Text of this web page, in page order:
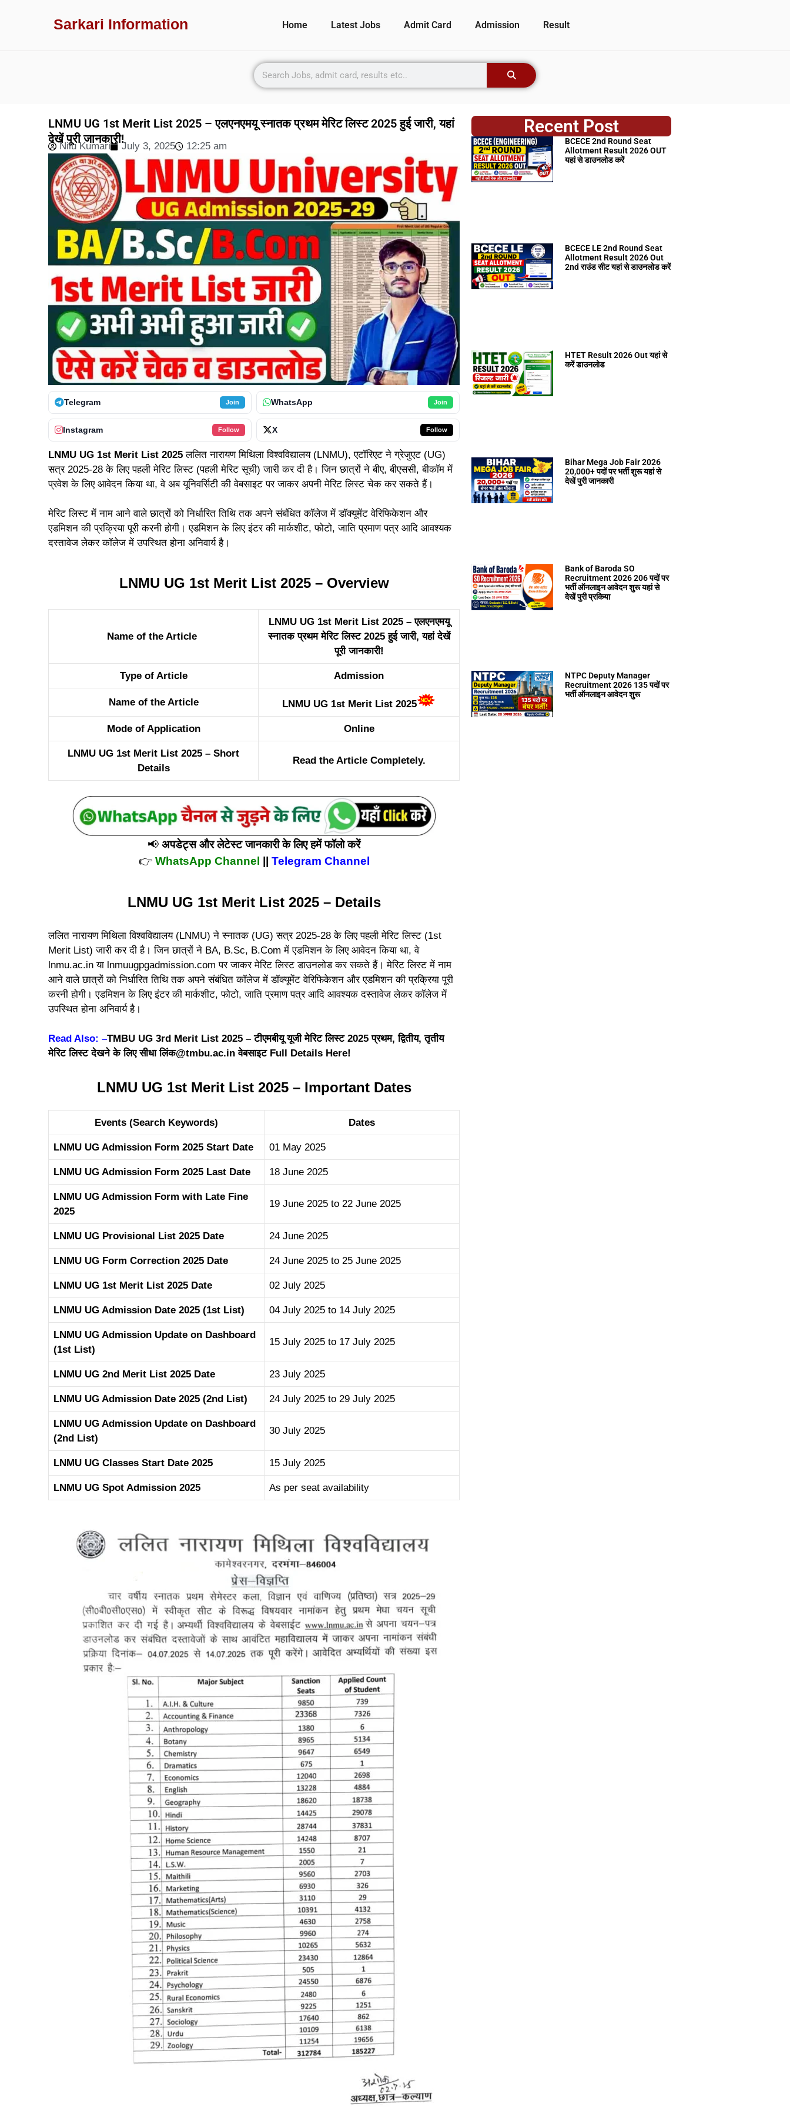
Sarkari Information Home Latest Jobs Admit Card Admission Result
LNMU UG 1st Merit List 2025 – एलएनएमयू स्नातक प्रथम मेरिट लिस्ट 2025 हुई जारी, यहां
देखें पूरी जानकारी!
Nilu Kumari July 3, 2025 12:25 am
Telegram Join WhatsApp Join
Instagram Follow X Follow
LNMU UG 1st Merit List 2025ललित नारायण मिथिला विश्वविद्यालय (LNMU), एटॉरिएट ने ग्रेजुएट (UG)
सत्र 2025-28 के लिए पहली मेरिट लिस्ट (पहली मेरिट सूची) जारी कर दी है। जिन छात्रों ने बीए, बीएससी, बीकॉम में
प्रवेश के लिए आवेदन किया था, वे अब यूनिवर्सिटी की वेबसाइट पर जाकर अपनी मेरिट लिस्ट चेक कर सकते हैं।
मेरिट लिस्ट में नाम आने वाले छात्रों को निर्धारित तिथि तक अपने संबंधित कॉलेज में डॉक्यूमेंट वेरिफिकेशन और
एडमिशन की प्रक्रिया पूरी करनी होगी। एडमिशन के लिए इंटर की मार्कशीट, फोटो, जाति प्रमाण पत्र आदि आवश्यक
दस्तावेज लेकर कॉलेज में उपस्थित होना अनिवार्य है।
LNMU UG 1st Merit List 2025 – Overview
Name of the Article
LNMU UG 1st Merit List 2025 – एलएनएमयू
स्नातक प्रथम मेरिट लिस्ट 2025 हुई जारी, यहां देखें
पूरी जानकारी!
Type of Article Admission
Name of the Article LNMU UG 1st Merit List 2025
Mode of Application Online
LNMU UG 1st Merit List 2025 – Short
Details
Read the Article Completely.
📢 अपडेट्स और लेटेस्ट जानकारी के लिए हमें फॉलो करें
👉 WhatsApp Channel Telegram Channel
LNMU UG 1st Merit List 2025 – Details
ललित नारायण मिथिला विश्वविद्यालय (LNMU) ने स्नातक (UG) सत्र 2025-28 के लिए पहली मेरिट लिस्ट (1st
Merit List) जारी कर दी है। जिन छात्रों ने BA, B.Sc, B.Com में एडमिशन के लिए आवेदन किया था, वे
lnmu.ac.in या lnmuugpgadmission.com पर जाकर मेरिट लिस्ट डाउनलोड कर सकते हैं। मेरिट लिस्ट में नाम
आने वाले छात्रों को निर्धारित तिथि तक अपने संबंधित कॉलेज में डॉक्यूमेंट वेरिफिकेशन और एडमिशन की प्रक्रिया पूरी
करनी होगी। एडमिशन के लिए इंटर की मार्कशीट, फोटो, जाति प्रमाण पत्र आदि आवश्यक दस्तावेज लेकर कॉलेज में
उपस्थित होना अनिवार्य है।
Read Also: –TMBU UG 3rd Merit List 2025 – टीएमबीयू यूजी मेरिट लिस्ट 2025 प्रथम, द्वितीय, तृतीय
मेरिट लिस्ट देखने के लिए सीधा लिंक@tmbu.ac.in वेबसाइट Full Details Here!
LNMU UG 1st Merit List 2025 – Important Dates
Events (Search Keywords) Dates
LNMU UG Admission Form 2025 Start Date 01 May 2025
LNMU UG Admission Form 2025 Last Date 18 June 2025
LNMU UG Admission Form with Late Fine
2025
19 June 2025 to 22 June 2025
LNMU UG Provisional List 2025 Date 24 June 2025
LNMU UG Form Correction 2025 Date 24 June 2025 to 25 June 2025
LNMU UG 1st Merit List 2025 Date 02 July 2025
LNMU UG Admission Date 2025 (1st List) 04 July 2025 to 14 July 2025
LNMU UG Admission Update on Dashboard
(1st List)
15 July 2025 to 17 July 2025
LNMU UG 2nd Merit List 2025 Date 23 July 2025
LNMU UG Admission Date 2025 (2nd List) 24 July 2025 to 29 July 2025
LNMU UG Admission Update on Dashboard
(2nd List)
30 July 2025
LNMU UG Classes Start Date 2025 15 July 2025
LNMU UG Spot Admission 2025 As per seat availability
Recent Post
BCECE 2nd Round Seat
Allotment Result 2026 OUT
यहां से डाउनलोड करें
BCECE LE 2nd Round Seat
Allotment Result 2026 Out
2nd राउंड सीट यहां से डाउनलोड करें
HTET Result 2026 Out यहां से
करें डाउनलोड
Bihar Mega Job Fair 2026
20,000+ पदों पर भर्ती शुरू यहां से
देखें पुरी जानकारी
Bank of Baroda SO
Recruitment 2026 206 पदों पर
भर्ती ऑनलाइन आवेदन शुरू यहां से
देखें पुरी प्रकिया
NTPC Deputy Manager
Recruitment 2026 135 पदों पर
भर्ती ऑनलाइन आवेदन शुरू